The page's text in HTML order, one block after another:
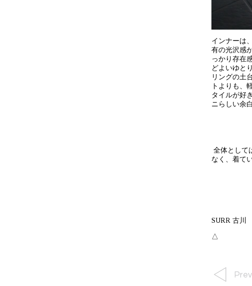
インナーは
有の光沢感
っかり存在
どよいゆと
リングの土
トよりも、
タイルが好
ニらしい余
全体として
なく、着て
SURR 古川
△